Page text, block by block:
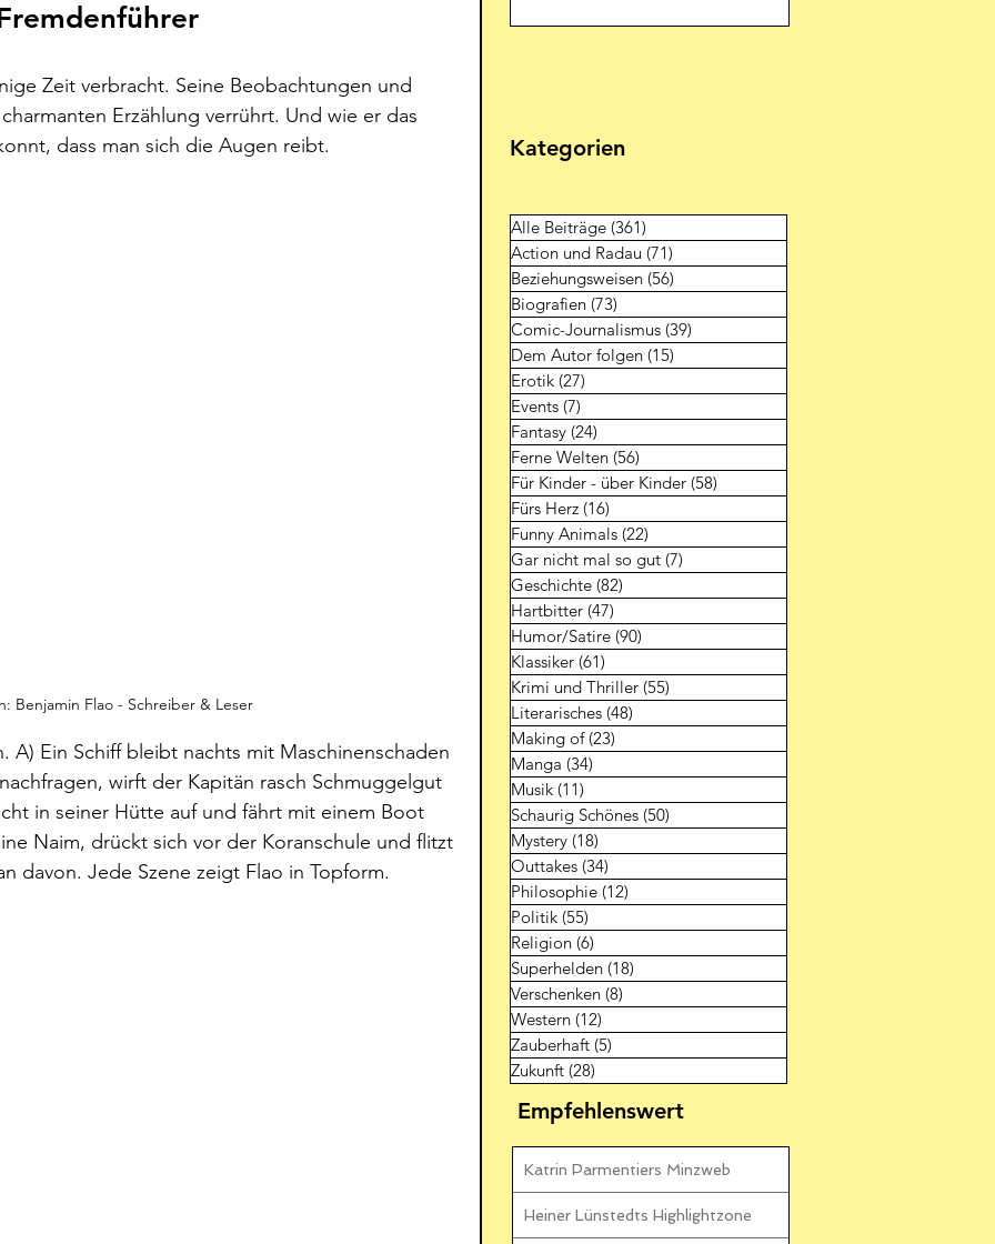
Zeit verbracht. Seine Beobachtungen und
Erzählung verrührt. Und wie er das
dass man sich die Augen reibt.
Benjamin Flao - Schreiber & Leser
A) Ein Schiff bleibt nachts mit Maschinenschaden
wirft der Kapitän rasch Schmuggelgut
in seiner Hütte auf und fährt mit einem Boot
Naim, drückt sich vor der Koranschule und flitzt
davon. Jede Szene zeigt Flao in Topform.
Kategorien
Alle Beiträge (361)
Action und Radau (71)
Beziehungsweisen (56)
Biografien (73)
Comic-Journalismus (39)
Dem Autor folgen (15)
Erotik (27)
Events (7)
Fantasy (24)
Ferne Welten (56)
Für Kinder - über Kinder (58)
Fürs Herz (16)
Funny Animals (22)
Gar nicht mal so gut (7)
Geschichte (82)
Hartbitter (47)
Humor/Satire (90)
Klassiker (61)
Krimi und Thriller (55)
Literarisches (48)
Making of (23)
Manga (34)
Musik (11)
Schaurig Schönes (50)
Mystery (18)
Outtakes (34)
Philosophie (12)
Politik (55)
Religion (6)
Superhelden (18)
Verschenken (8)
Western (12)
Zauberhaft (5)
Zukunft (28)
Empfehlenswert
Katrin Parmentiers Minzweb
Heiner Lünstedts Highlightzone